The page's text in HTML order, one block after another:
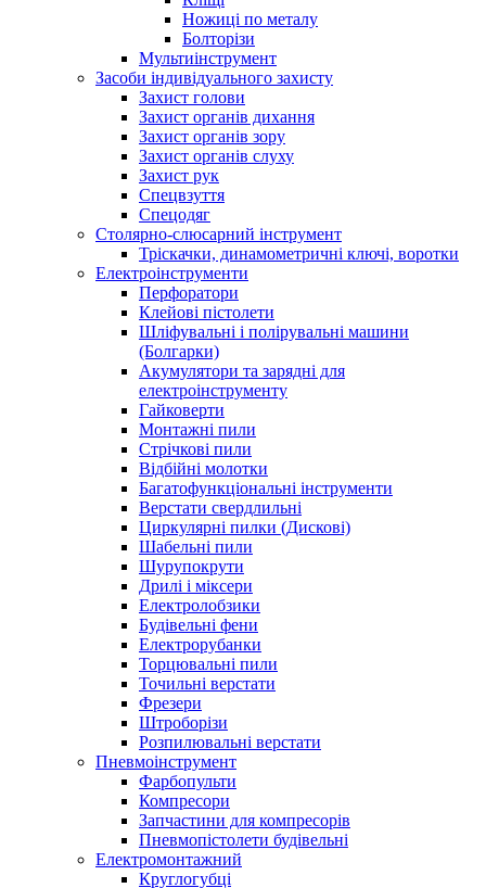
Ножиці по металу
Болторізи
Мультиінструмент
Засоби індивідуального захисту
Захист голови
Захист органів дихання
Захист органів зору
Захист органів слуху
Захист рук
Спецвзуття
Спецодяг
Столярно-слюсарний інструмент
Тріскачки, динамометричні ключі, воротки
Електроінструменти
Перфоратори
Клейові пістолети
Шліфувальні і полірувальні машини
(Болгарки)
Акумулятори та зарядні для
електроінструменту
Гайковерти
Монтажні пили
Стрічкові пили
Відбійні молотки
Багатофункціональні інструменти
Верстати свердлильні
Циркулярні пилки (Дискові)
Шабельні пили
Шурупокрути
Дрилі і міксери
Електролобзики
Будівельні фени
Електрорубанки
Торцювальні пили
Точильні верстати
Фрезери
Штроборізи
Розпилювальні верстати
Пневмоінструмент
Фарбопульти
Компресори
Запчастини для компресорів
Пневмопістолети будівельні
Електромонтажний
Круглогубці